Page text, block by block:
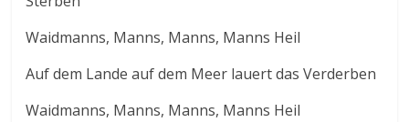
Waidmanns, Manns, Manns, Manns Heil
Auf dem Lande auf dem Meer lauert das Verderben
Waidmanns, Manns, Manns, Manns Heil